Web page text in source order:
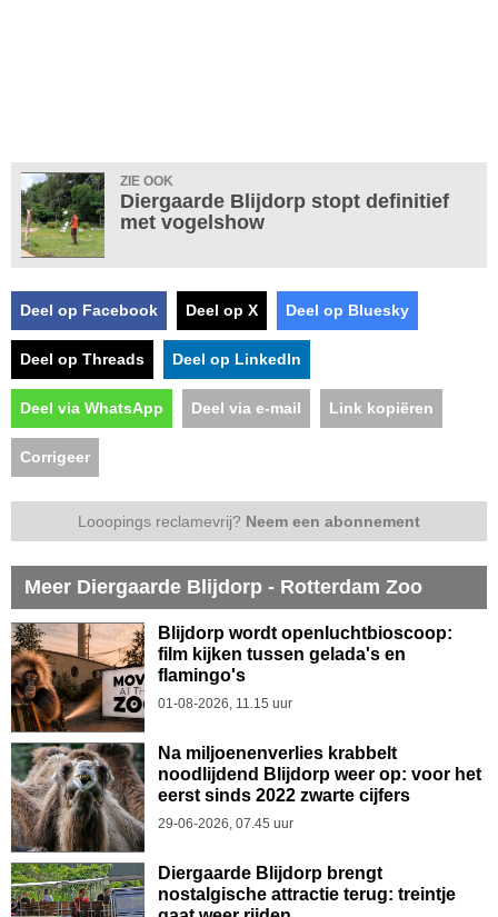
ZIE OOK
Diergaarde Blijdorp stopt definitief
met vogelshow
Deel op Facebook Deel op X Deel op Bluesky
Deel op Threads Deel op LinkedIn
Deel via WhatsApp Deel via e-mail Link kopiëren
Corrigeer
Looopings reclamevrij? Neem een abonnement
Meer Diergaarde Blijdorp - Rotterdam Zoo
Blijdorp wordt openluchtbioscoop:
film kijken tussen gelada's en
flamingo's
01-08-2026, 11.15 uur
Na miljoenenverlies krabbelt
noodlijdend Blijdorp weer op: voor het
eerst sinds 2022 zwarte cijfers
29-06-2026, 07.45 uur
Diergaarde Blijdorp brengt
nostalgische attractie terug: treintje